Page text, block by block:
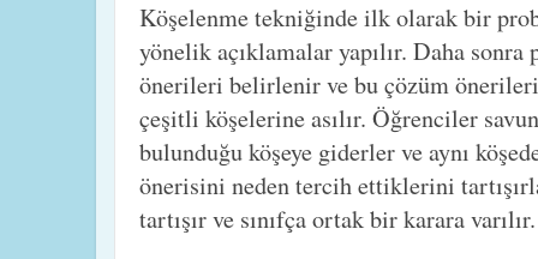
Köşelenme tekniğinde ilk olarak bir
yönelik açıklamalar yapılır. Daha
önerileri belirlenir ve bu çözüm önerileri
çeşitli köşelerine asılır. Öğrenciler
bulunduğu köşeye giderler ve aynı
önerisini neden tercih ettiklerini
tartışır ve sınıfça ortak bir karara varılır.